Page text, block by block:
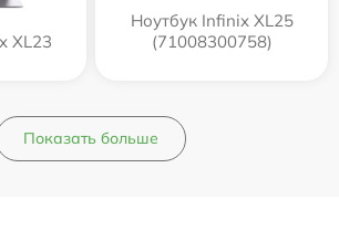
XL23
Ноутбук Infinix XL25
(71008300758)
Показать больше